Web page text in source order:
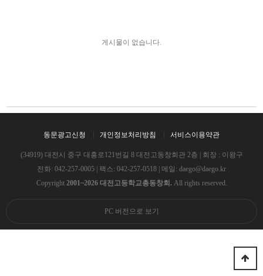
게시물이 없습니다.
동문광고신청 개인정보처리방침 서비스이용약관
(34919) 대전시 중구 대흥로121번길 8 대전고동창회관 2층 | 회장 : 이왕구
전화: 042-257-0005 | 팩스: 042-257-0518 | 메일: daego@daego.kr
Copyright 2001~2026 대전고등학교총동창회. All rights reserved.
PC 버전으로 보기